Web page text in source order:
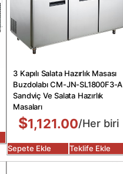
3 Kapılı Salata Hazırlık Masası
Buzdolabı CM-JN-SL1800F3-A
Sandviç Ve Salata Hazırlık
Masaları
$1,121.00/Her biri
Sepete Ekle Teklife Ekle